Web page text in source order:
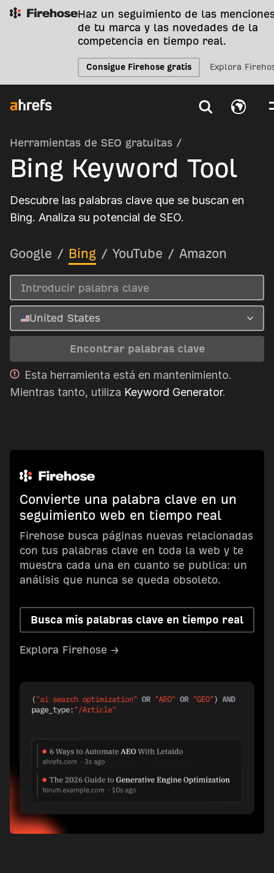
Haz un seguimiento de las
de tu marca y las novedades de la
competencia en tiempo real.
Consigue Firehose gratis Explora
Herramientas de SEO gratuitas /
Bing Keyword Tool
Descubre las palabras clave que se buscan en
Bing. Analiza su potencial de SEO.
Google / Bing / YouTube / Amazon
United States
Encontrar palabras clave
Esta herramienta está en mantenimiento.
Mientras tanto, utiliza Keyword Generator.
Convierte una palabra clave en un
seguimiento web en tiempo real
Firehose busca páginas nuevas relacionadas
con tus palabras clave en toda la web y te
muestra cada una en cuanto se publica: un
análisis que nunca se queda obsoleto.
Busca mis palabras clave en tiempo real
Explora Firehose →